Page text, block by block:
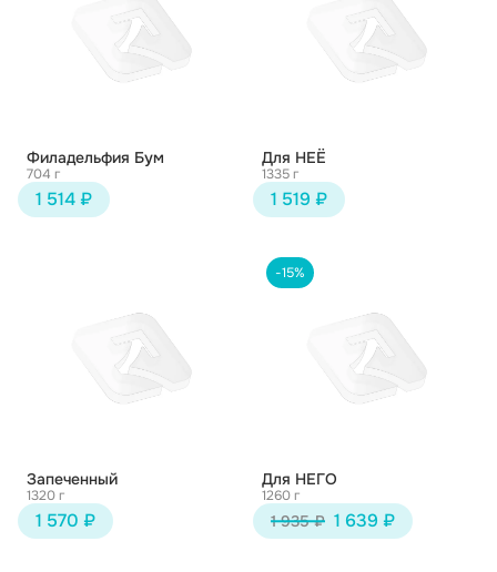
Филадельфия Бум
704 г
1 514 ₽
Для НЕЁ
1335 г
1 519 ₽
Запеченный
1320 г
1 570 ₽
-15%
Для НЕГО
1260 г
1 935 ₽ 1 639 ₽